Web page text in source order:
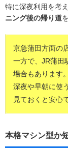
特に深夜利用を考
ニング後の帰り道
京急蒲田方面の
一方で、JR蒲田
場合もあります。
深夜や早朝に使
見ておくと安心
本格マシン型か